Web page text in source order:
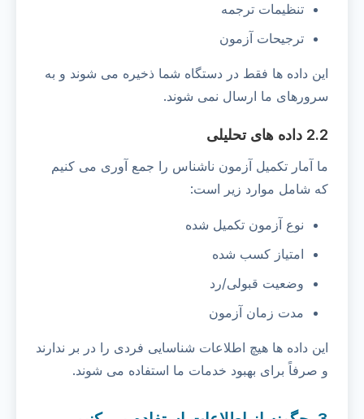
تنظیمات ترجمه
ترجیحات آزمون
این داده ها فقط در دستگاه شما ذخیره می شوند و به
سرورهای ما ارسال نمی شوند.
2.2 داده های تحلیلی
ما آمار تکمیل آزمون ناشناس را جمع آوری می کنیم
که شامل موارد زیر است:
نوع آزمون تکمیل شده
امتیاز کسب شده
وضعیت قبولی/رد
مدت زمان آزمون
این داده ها هیچ اطلاعات شناسایی فردی را در بر ندارند
و صرفاً برای بهبود خدمات ما استفاده می شوند.